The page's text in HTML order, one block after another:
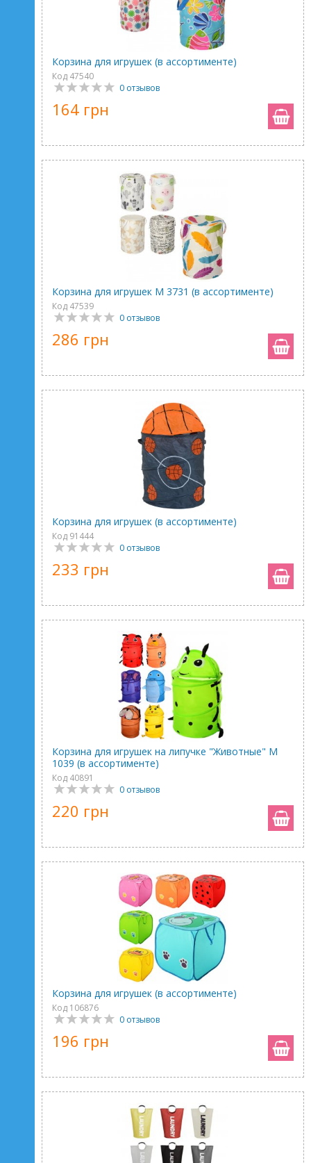
Корзина для игрушек (в ассортименте)
Код 47540
0 отзывов
164 грн
Корзина для игрушек M 3731 (в ассортименте)
Код 47539
0 отзывов
286 грн
Корзина для игрушек (в ассортименте)
Код 91444
0 отзывов
233 грн
Корзина для игрушек на липучке "Животные" M
1039 (в ассортименте)
Код 40891
0 отзывов
220 грн
Корзина для игрушек (в ассортименте)
Код 106876
0 отзывов
196 грн